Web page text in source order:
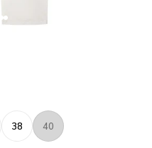
38 40